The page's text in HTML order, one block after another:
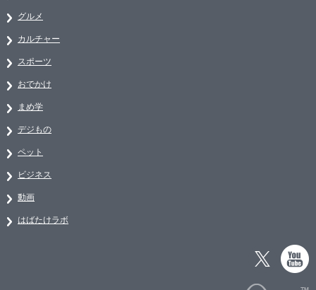
グルメ
カルチャー
スポーツ
おでかけ
まめ学
デジもの
ペット
ビジネス
動画
はばたけラボ